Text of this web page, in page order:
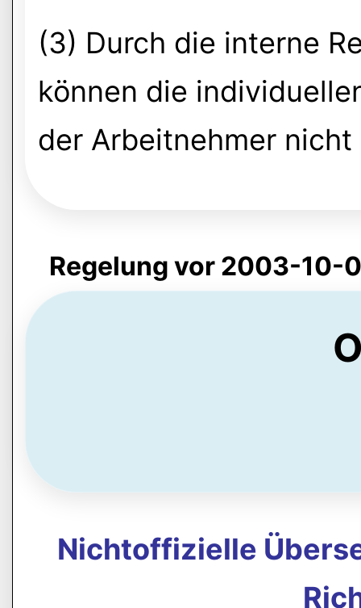
(3) Durch die interne
können die
der Arbeitnehmer
Regelung vor 2003-10-
Nichtoffizielle